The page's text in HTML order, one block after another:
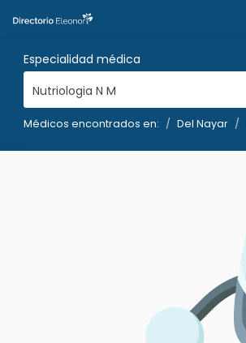
Especialidad médica
Nutriologia N M
Médicos encontrados en: Del Nayar